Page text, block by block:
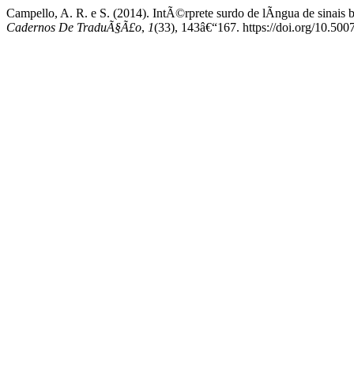
Campello, A. R. e S. (2014). IntÃ©rprete surdo de lÃ­ngua de sinais
Cadernos De TraduÃ§Ã£o, 1(33), 143â€“167. https://doi.org/